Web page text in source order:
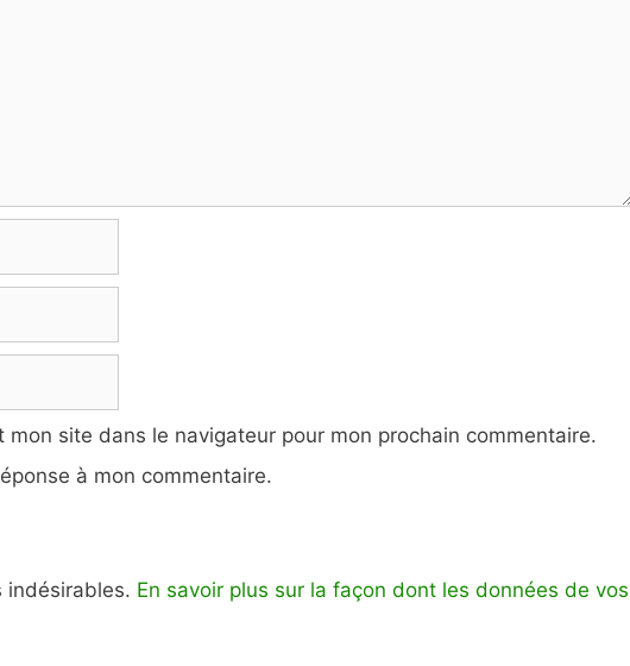
site dans le navigateur pour mon prochain commentaire.
à mon commentaire.
indésirables. En savoir plus sur la façon dont les données de vos